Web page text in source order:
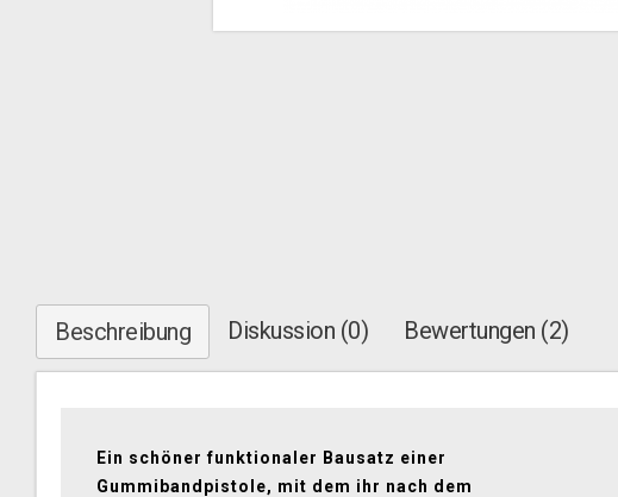
Beschreibung Diskussion (0) Bewertungen (2)
Ein schöner funktionaler Bausatz einer
Gummibandpistole, mit dem ihr nach dem